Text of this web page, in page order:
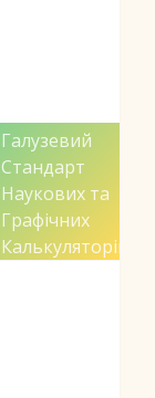
Галузевий
Стандарт
Наукових та
Графічних
Калькуляторів